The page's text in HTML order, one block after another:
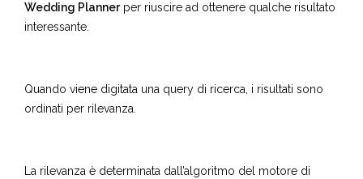
Wedding Plannerper riuscire ad ottenere qualche risultato
interessante.
Quando viene digitata una query di ricerca, i risultati sono
ordinati per rilevanza.
La rilevanza è determinata dall’algoritmo del motore di